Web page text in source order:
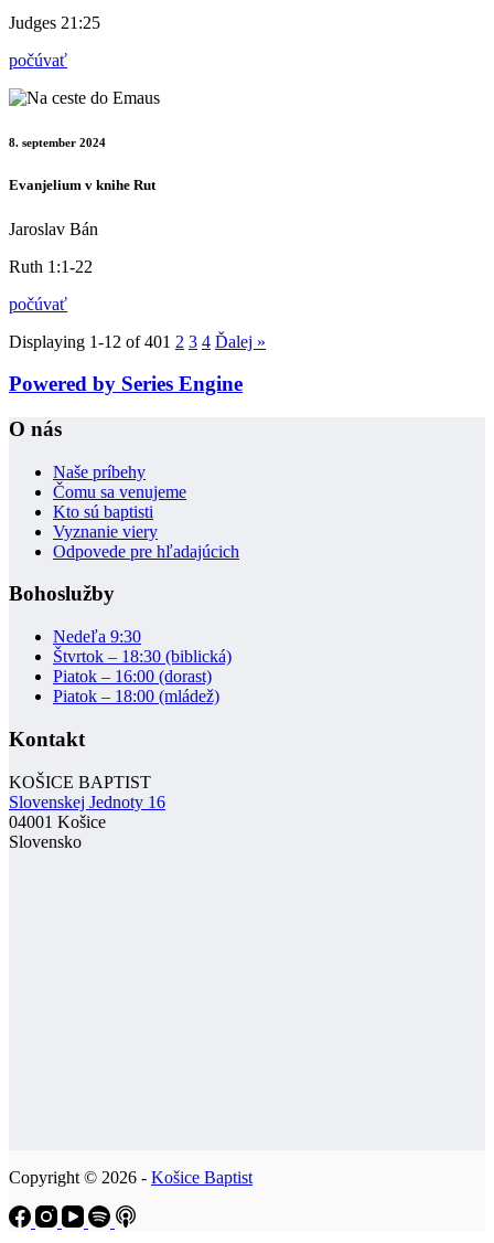
Judges 21:25
počúvať
8. september 2024
Evanjelium v knihe Rut
Jaroslav Bán
Ruth 1:1-22
počúvať
Displaying 1-12 of 401 2 3 4 Ďalej »
Powered by Series Engine
O nás
Naše príbehy
Čomu sa venujeme
Kto sú baptisti
Vyznanie viery
Odpovede pre hľadajúcich
Bohoslužby
Nedeľa 9:30
Štvrtok – 18:30 (biblická)
Piatok – 16:00 (dorast)
Piatok – 18:00 (mládež)
Kontakt
KOŠICE BAPTIST
Slovenskej Jednoty 16
04001 Košice
Slovensko
Copyright © 2026 - Košice Baptist